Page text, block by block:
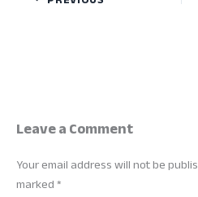
Leave a Comment
Your email address will not be
marked*